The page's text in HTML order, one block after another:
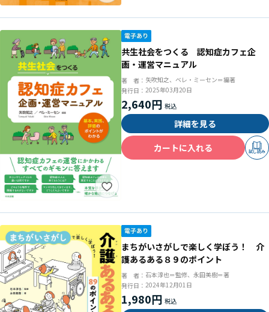
共生社会をつくる 認知症カフェ企
画・運営マニュアル
著 者： 矢吹知之、ベレ・ミーセン＝編著
発行日： 2025年03月20日
2,640円
詳細を見る
カートに入れる
試し読み
まちがいさがしで楽しく学ぼう！ 介
護あるある８９のポイント
著 者： 石本淳也＝監修、永田美樹＝著
発行日： 2024年12月01日
1,980円